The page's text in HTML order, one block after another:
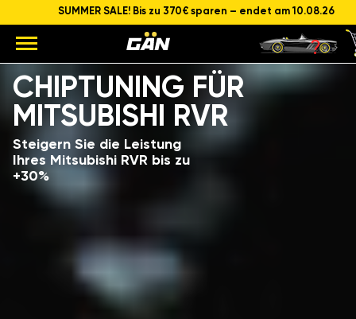
SUMMER SALE! Bis zu 370€ sparen – endet am 10.08.26
CHIPTUNING FÜR
MITSUBISHI RVR
Steigern Sie die Leistung
Ihres Mitsubishi RVR bis zu
+30%
Modell
Hubraum und Leistung des Motors